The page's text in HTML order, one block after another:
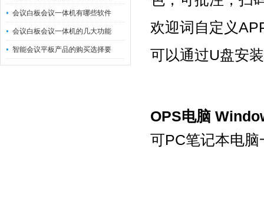
会议白板会议一体机有哪些软件
会议白板会议一体机的几大功能
智能会议平板产品的购买选择要
欢迎词自定义
可以通过U盘安
OPS电脑
可PC笔记本电脑